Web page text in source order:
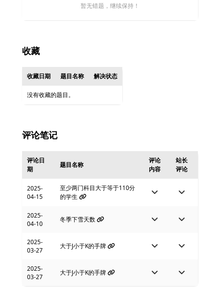
暂无错题，继续保持！
收藏
收藏日期 题目名称 解决状态
没有收藏的题目。
评论笔记
评论日
期
题目名称
评论
内容
站长
评论
2025-
04-15
至少两门科目大于等于110分
的学生
2025-
04-10
冬季下雪天数
2025-
03-27
大于J小于K的手牌
2025-
03-27
大于J小于K的手牌